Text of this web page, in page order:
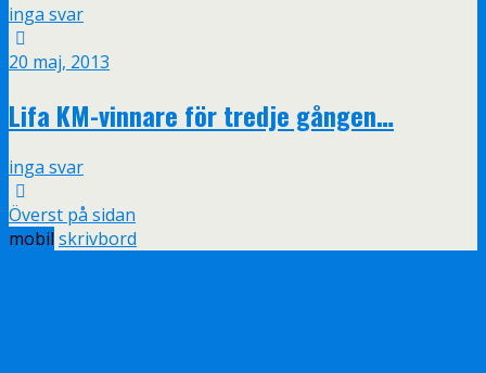
inga svar
20 maj, 2013
Lifa KM-vinnare för tredje gången…
inga svar
Överst på sidan
mobil skrivbord